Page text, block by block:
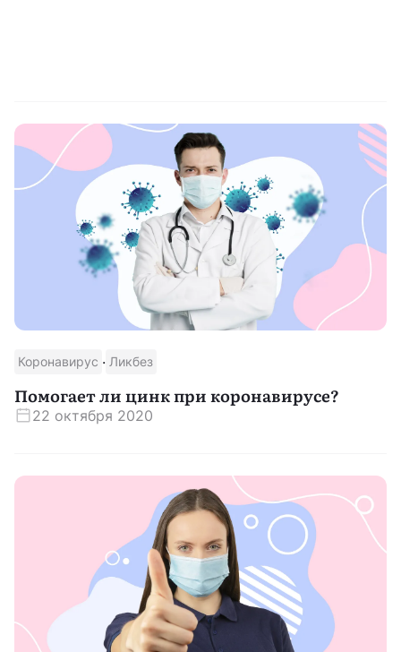
Коронавирус · Ликбез
Помогает ли цинк при коронавирусе?
22 октября 2020